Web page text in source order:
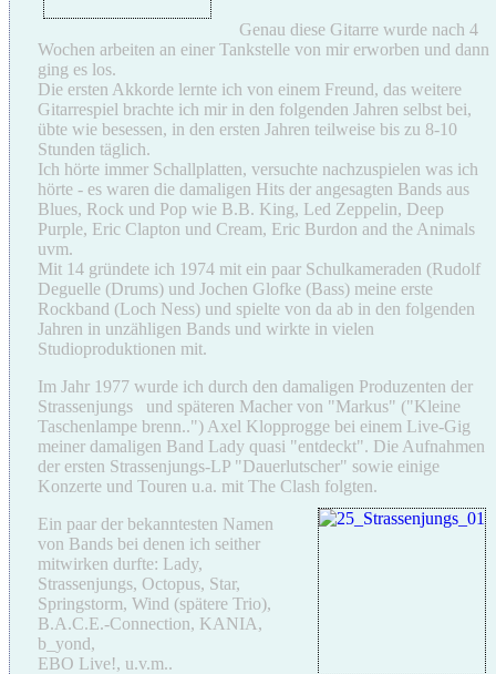
Genau diese Gitarre wurde nach 4
Wochen arbeiten an einer Tankstelle von mir erworben und dann
ging es los.
Die ersten Akkorde lernte ich von einem Freund, das weitere
Gitarrespiel brachte ich mir in den folgenden Jahren selbst bei,
übte wie besessen, in den ersten Jahren teilweise bis zu 8-10
Stunden täglich.
Ich hörte immer Schallplatten, versuchte nachzuspielen was ich
hörte - es waren die damaligen Hits der angesagten Bands aus
Blues, Rock und Pop wie B.B. King, Led Zeppelin, Deep
Purple, Eric Clapton und Cream, Eric Burdon and the Animals
uvm.
Mit 14 gründete ich 1974 mit ein paar Schulkameraden (Rudolf
Deguelle (Drums) und Jochen Glofke (Bass) meine erste
Rockband (Loch Ness) und spielte von da ab in den folgenden
Jahren in unzähligen Bands und wirkte in vielen
Studioproduktionen mit.
Im Jahr 1977 wurde ich durch den damaligen Produzenten der
Strassenjungs und späteren Macher von "Markus" ("Kleine
Taschenlampe brenn..") Axel Klopprogge bei einem Live-Gig
meiner damaligen Band Lady quasi "entdeckt". Die Aufnahmen
der ersten Strassenjungs-LP "Dauerlutscher" sowie einige
Konzerte und Touren u.a. mit The Clash folgten.
Ein paar der bekanntesten Namen
von Bands bei denen ich seither
mitwirken durfte: Lady,
Strassenjungs, Octopus, Star,
Springstorm, Wind (spätere Trio),
B.A.C.E.-Connection, KANIA,
b_yond,
EBO Live!, u.v.m..